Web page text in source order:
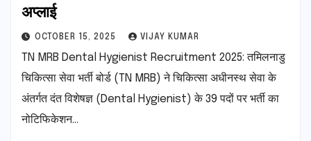
अप्लाई
OCTOBER 15, 2025 VIJAY KUMAR
TN MRB Dental Hygienist Recruitment 2025: तमिलनाडु
चिकित्सा सेवा भर्ती बोर्ड (TN MRB) ने चिकित्सा अधीनस्थ सेवा के
अंतर्गत दंत विशेषज्ञ (Dental Hygienist) के 39 पदों पर भर्ती का
नोटिफिकेशन…